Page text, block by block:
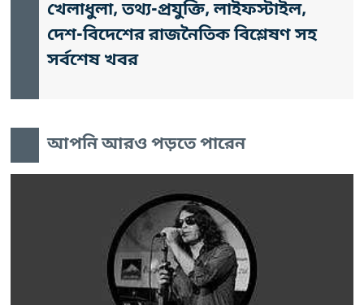
খেলাধুলা, তথ্য-প্রযুক্তি, লাইফস্টাইল,
দেশ-বিদেশের রাজনৈতিক বিশ্লেষণ সহ
সর্বশেষ খবর
আপনি আরও পড়তে পারেন